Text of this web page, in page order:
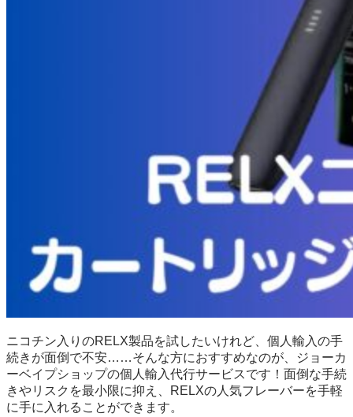
ニコチン入りのRELX製品を試したいけれど、個人輸入の手
続きが面倒で不安……そんな方におすすめなのが、ジョーカ
ーベイプショップの個人輸入代行サービスです！面倒な手続
きやリスクを最小限に抑え、RELXの人気フレーバーを手軽
に手に入れることができます。